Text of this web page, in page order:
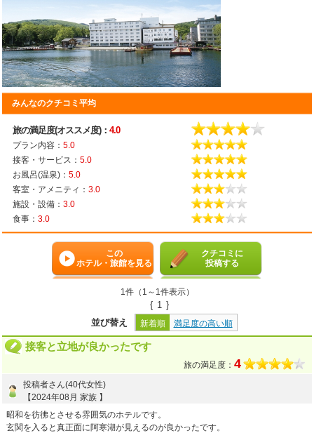
みんなのクチコミ平均
旅の満足度(オススメ度)： 4.0
プラン内容： 5.0
接客・サービス： 5.0
お風呂(温泉)： 5.0
客室・アメニティ： 3.0
施設・設備： 3.0
食事： 3.0
この
ホテル・旅館を見る
クチコミに
投稿する
1件（1～1件表示）
{ 1 }
並び替え
新着順 満足度の高い順
接客と立地が良かったです
旅の満足度： 4
投稿者さん(40代女性)
【2024年08月 家族 】
昭和を彷彿とさせる雰囲気のホテルです。
玄関を入ると真正面に阿寒湖が見えるのが良かったです。